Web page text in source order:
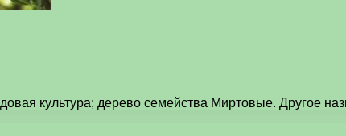
культура; дерево семейства Миртовые. Другое